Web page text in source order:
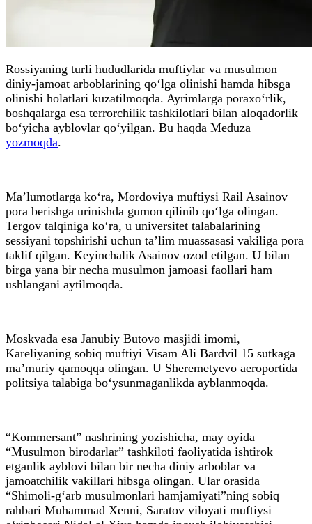
Rossiyaning turli hududlarida muftiylar va musulmon
diniy-jamoat arboblarining qo‘lga olinishi hamda hibsga
olinishi holatlari kuzatilmoqda. Ayrimlarga poraxo‘rlik,
boshqalarga esa terrorchilik tashkilotlari bilan aloqadorlik
bo‘yicha ayblovlar qo‘yilgan. Bu haqda Meduza
yozmoqda.
Ma’lumotlarga ko‘ra, Mordoviya muftiysi Rail Asainov
pora berishga urinishda gumon qilinib qo‘lga olingan.
Tergov talqiniga ko‘ra, u universitet talabalarining
sessiyani topshirishi uchun ta’lim muassasasi vakiliga pora
taklif qilgan. Keyinchalik Asainov ozod etilgan. U bilan
birga yana bir necha musulmon jamoasi faollari ham
ushlangani aytilmoqda.
Moskvada esa Janubiy Butovo masjidi imomi,
Kareliyaning sobiq muftiyi Visam Ali Bardvil 15 sutkaga
ma’muriy qamoqqa olingan. U Sheremetyevo aeroportida
politsiya talabiga bo‘ysunmaganlikda ayblanmoqda.
“Kommersant” nashrining yozishicha, may oyida
“Musulmon birodarlar” tashkiloti faoliyatida ishtirok
etganlik ayblovi bilan bir necha diniy arboblar va
jamoatchilik vakillari hibsga olingan. Ular orasida
“Shimoli-g‘arb musulmonlari hamjamiyati”ning sobiq
rahbari Muhammad Xenni, Saratov viloyati muftiysi